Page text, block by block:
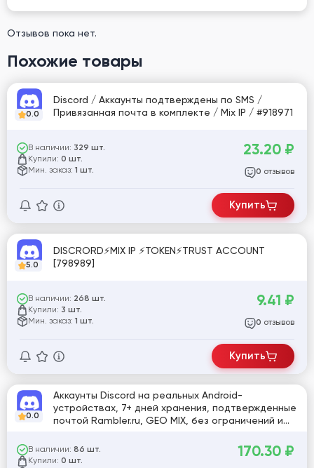
Отзывов пока нет.
Похожие товары
0.0
Discord / Аккаунты подтверждены по SMS /
Привязанная почта в комплекте / Mix IP / #918971
В наличии: 329 шт.
Купили: 0 шт.
Мин. заказ: 1 шт.
23.20 ₽
0 отзывов
Купить
5.0
DISCRORD⚡MIX IP ⚡TOKEN⚡TRUST ACCOUNT
[798989]
В наличии: 268 шт.
Купили: 3 шт.
Мин. заказ: 1 шт.
9.41 ₽
0 отзывов
Купить
0.0
Аккаунты Discord на реальных Android-
устройствах, 7+ дней хранения, подтвержденные
почтой Rambler.ru, GEO MIX, без ограничений и
В наличии: 86 шт.
Купили: 0 шт.
170.30 ₽